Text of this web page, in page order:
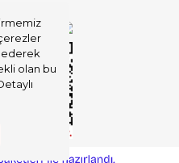
ederek
olan bu
e-